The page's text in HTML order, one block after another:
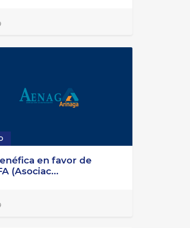
en favor de
(Asociac...